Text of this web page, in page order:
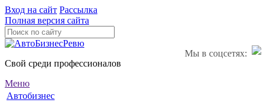
Вход на сайт Рассылка
Полная версия сайта
Мы в соцсетях:
Свой среди профессионалов
Меню
Автобизнес